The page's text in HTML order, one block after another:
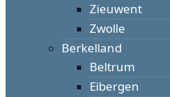
Zieuwent
Zwolle
Berkelland
Beltrum
Eibergen